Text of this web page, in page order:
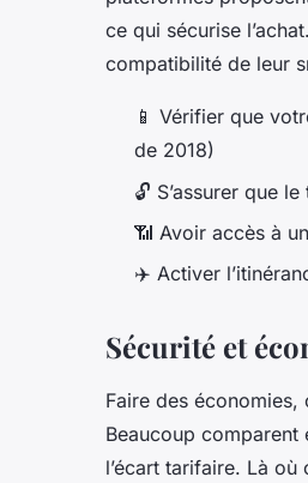
ce qui sécurise
compatibilité de leur
📱 Vérifier que
de 2018)
🔓 S’assurer que
📶 Avoir accès à
✈️ Activer
Sécurité et
Faire des économies,
Beaucoup comparent
l’écart tarifaire. Là